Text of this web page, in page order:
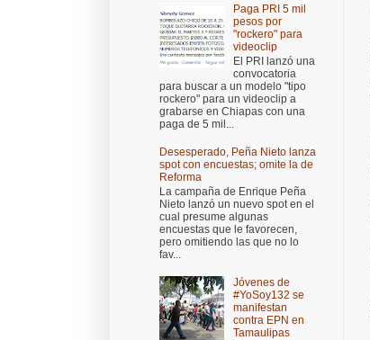
Paga PRI 5 mil
pesos por
"rockero" para
videoclip
El PRI lanzó una
convocatoria
para buscar a un modelo "tipo
rockero" para un videoclip a
grabarse en Chiapas con una
paga de 5 mil...
Desesperado, Peña Nieto lanza
spot con encuestas; omite la de
Reforma
La campaña de Enrique Peña
Nieto lanzó un nuevo spot en el
cual presume algunas
encuestas que le favorecen,
pero omitiendo las que no lo
fav...
Jóvenes de
#YoSoy132 se
manifestan
contra EPN en
Tamaulipas